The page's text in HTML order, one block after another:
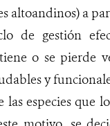
altoandinos) a
de gestión
o se pierde
y
las especies